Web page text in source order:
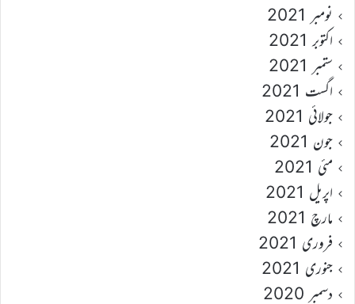
نومبر 2021
اکتوبر 2021
ستمبر 2021
اگست 2021
جولائی 2021
جون 2021
مئی 2021
اپریل 2021
مارچ 2021
فروری 2021
جنوری 2021
دسمبر 2020